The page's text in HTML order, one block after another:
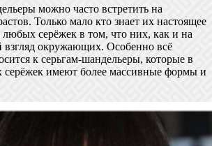
можно часто встретить на
Только мало кто знает их настоящее
любых серёжек в том, что них, как и на
взгляд окружающих. Особенно всё
к серьгам-шандельеры, которые в
серёжек имеют более массивные формы и